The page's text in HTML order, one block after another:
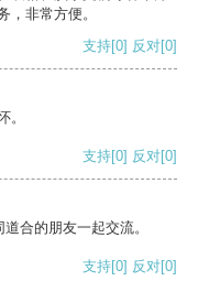
，非常方便。
支持[0] 反对[0]
。
支持[0] 反对[0]
合的朋友一起交流。
支持[0] 反对[0]